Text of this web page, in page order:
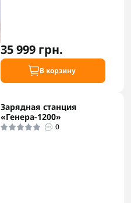
35 999 грн.
В корзину
Зарядная станция
«Генера-1200»
0